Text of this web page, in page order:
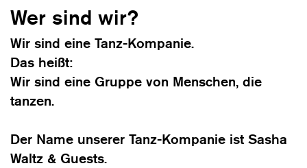
Wer sind wir?
Wir sind eine Tanz-Kompanie.
Das heißt:
Wir sind eine Gruppe von Menschen, die
tanzen.
Der Name unserer Tanz-Kompanie ist Sasha
Waltz & Guests.